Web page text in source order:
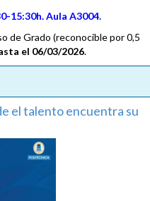
15:30h. Aula A3004.
de Grado (reconocible por 0,5
el 06/03/2026.
el talento encuentra su